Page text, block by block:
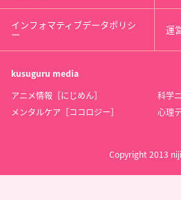
インフォマティブデータポリシ
ー 運
kusuguru media
アニメ情報［にじめん］
科学
メンタルケア［ココロジー］
心理
Copyright 2013